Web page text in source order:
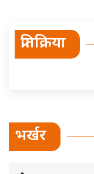
प्रतिक्रिया
भर्खर